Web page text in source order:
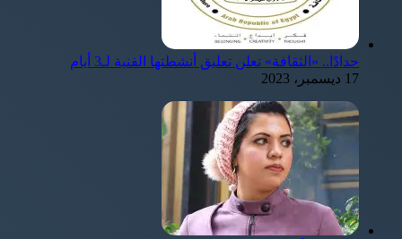
حدادًا.. «الثقافة» تعلن تعليق أنشطتها الفنية لـ3 أيام
17 ديسمبر، 2023